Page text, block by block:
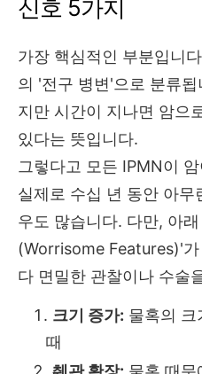
신호 5가지
가장 핵심적인 부분입니
의 '전구 병변'으로 분류
지만 시간이 지나면 암으
있다는 뜻입니다.
그렇다고 모든 IPMN이
실제로 수십 년 동안 아무
우도 많습니다. 다만, 아
(Worrisome Features)'
다 면밀한 관찰이나 수술
크기 증가: 물혹의
때